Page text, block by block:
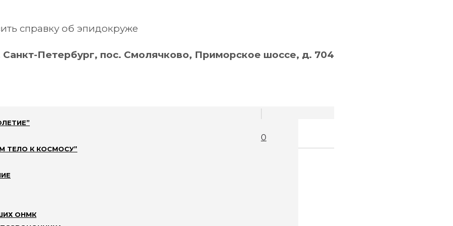
справку об эпидокруже
Санкт-Петербург, пос. Смолячково, Приморское шоссе, д. 704
0
ТЕЛО К КОСМОСУ”
ОНМКвечер с участием